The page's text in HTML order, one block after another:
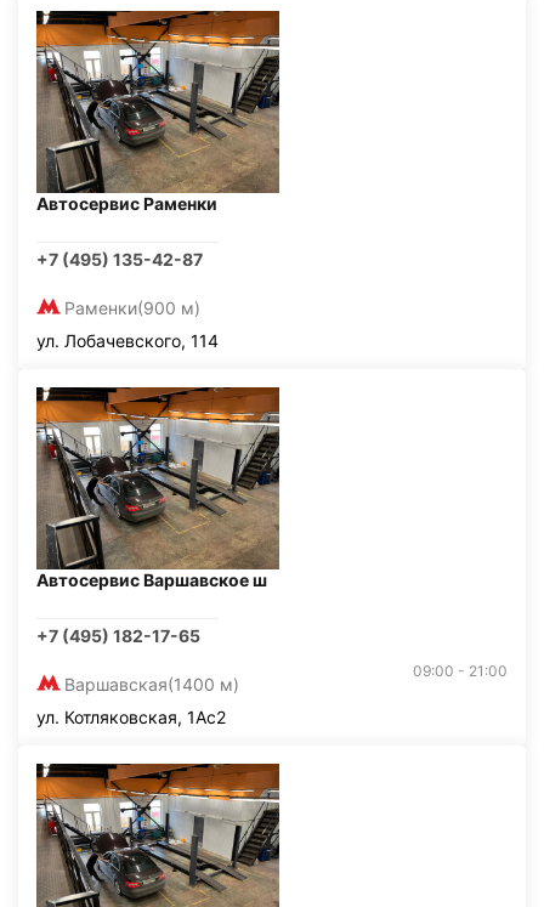
Автосервис Раменки
+7 (495) 135-42-87
Раменки(900 м)
ул. Лобачевского, 114
Автосервис Варшавское ш
+7 (495) 182-17-65
Варшавская(1400 м)
09:00 - 21:00
ул. Котляковская, 1Ас2